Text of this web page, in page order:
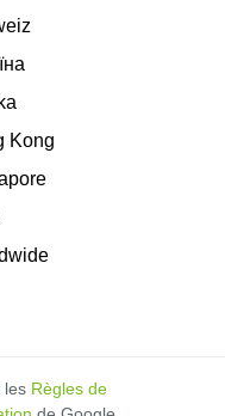
Kong
les Règles de